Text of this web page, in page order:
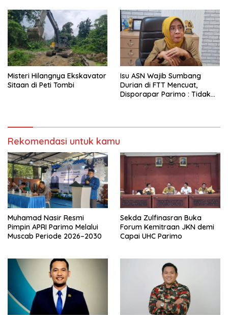
Misteri Hilangnya Ekskavator
Sitaan di Peti Tombi
Isu ASN Wajib Sumbang
Durian di FTT Mencuat,
Disporapar Parimo : Tidak
Rekomendasi untuk kamu
Muhamad Nasir Resmi
Pimpin APRI Parimo Melalui
Muscab Periode 2026–2030
Sekda Zulfinasran Buka
Forum Kemitraan JKN demi
Capai UHC Parimo